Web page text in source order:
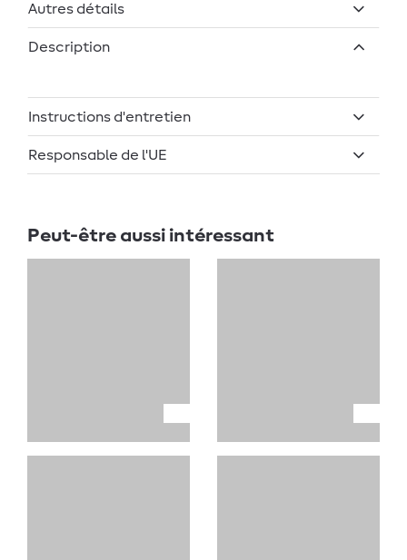
Autres détails
Description
Instructions d'entretien
Responsable de l'UE
Peut-être aussi intéressant